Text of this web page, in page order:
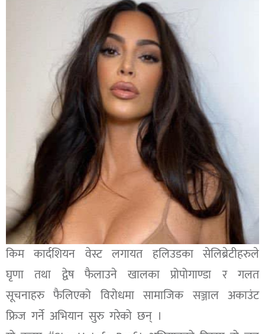
किम कार्दशियन वेस्ट लगायत हलिउडका सेलिब्रेटीहरुले
घृणा तथा द्वेष फैलाउने खालका प्रोपोगाण्डा र गलत
सूचनाहरु फैलिएको विरोधमा सामाजिक सञ्जाल अकाउंट
फ्रिज गर्ने अभियान सुरु गरेको छन् ।